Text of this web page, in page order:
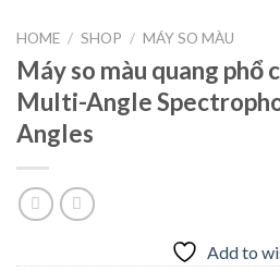
HOME / SHOP / MÁY SO MÀU
Máy so màu quang phổ
Multi-Angle
Angles
Add to